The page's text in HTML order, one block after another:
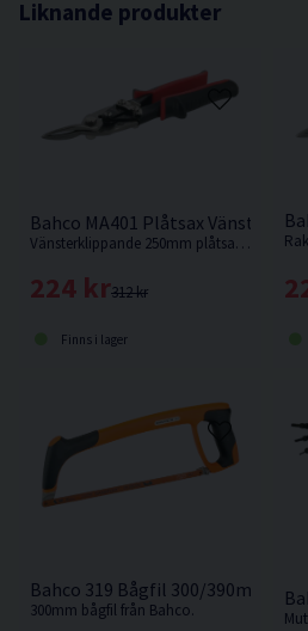
Liknande produkter
Bahco MA401 Plåtsax Vänster
Vänsterklippande 250mm plåtsax från Bahco som klipper upp till 1,5mm plåt.
312 kr
224 kr
Finns i lager
Bahco 319 Bågfil 300/390mm
300mm bågfil från Bahco.